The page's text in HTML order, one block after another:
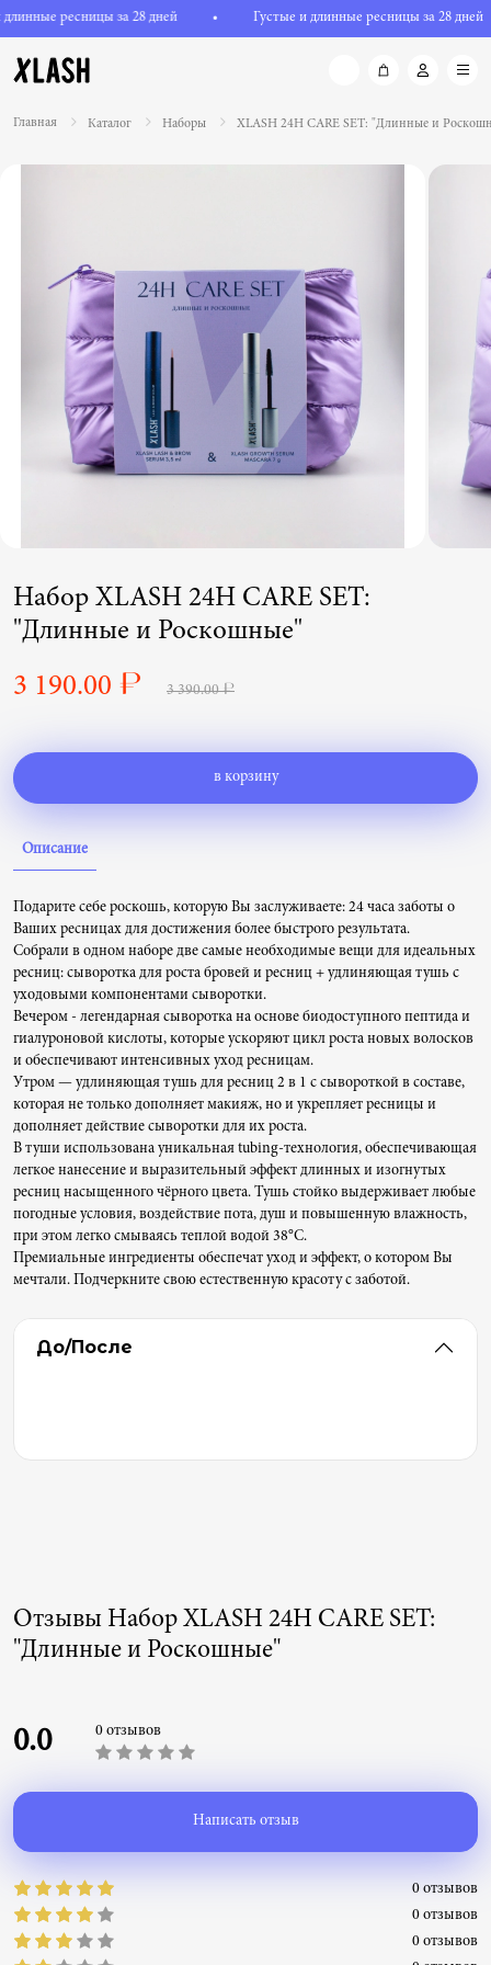
ресницы за 28 дней Густые и длинные ресницы за 28 дней
Главная Каталог Наборы XLASH 24H CARE SET: "Длинные и
Набор XLASH 24H CARE SET:
"Длинные и Роскошные"
3 190.00 ₽ 3 390.00 ₽
в корзину
Описание
Подарите себе роскошь, которую Вы заслуживаете: 24 часа заботы о
Ваших ресницах для достижения более быстрого результата.
Собрали в одном наборе две самые необходимые вещи для идеальных
ресниц: сыворотка для роста бровей и ресниц + удлиняющая тушь с
уходовыми компонентами сыворотки.
Вечером - легендарная сыворотка на основе биодоступного пептида и
гиалуроновой кислоты, которые ускоряют цикл роста новых волосков
и обеспечивают интенсивных уход ресницам.
Утром — удлиняющая тушь для ресниц 2 в 1 с сывороткой в составе,
которая не только дополняет макияж, но и укрепляет ресницы и
дополняет действие сыворотки для их роста.
В туши использована уникальная tubing-технология, обеспечивающая
легкое нанесение и выразительный эффект длинных и изогнутых
ресниц насыщенного чёрного цвета. Тушь стойко выдерживает любые
погодные условия, воздействие пота, душ и повышенную влажность,
при этом легко смываясь теплой водой 38°С.
Премиальные ингредиенты обеспечат уход и эффект, о котором Вы
мечтали. Подчеркните свою естественную красоту с заботой.
До/После
Отзывы Набор XLASH 24H CARE SET:
"Длинные и Роскошные"
0.0 0 отзывов
Написать отзыв
0 отзывов
0 отзывов
0 отзывов